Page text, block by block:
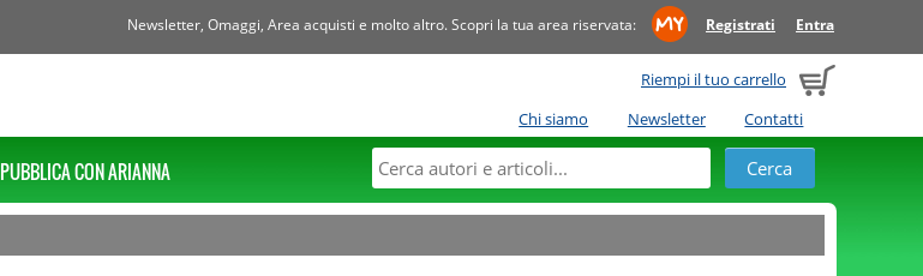
Newsletter, Omaggi, Area acquisti e molto altro. Scopri la tua area riservata: Registrati Entra
Riempi il tuo carrello
Chi siamo
Newsletter Contatti
PUBBLICA CON ARIANNA